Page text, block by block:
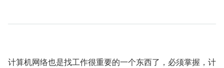
计算机网络也是找工作很重要的一个东西了，必须掌握，计